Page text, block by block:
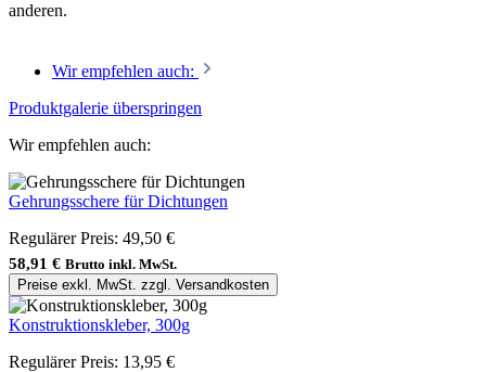
anderen.
Wir empfehlen auch:
Produktgalerie überspringen
Wir empfehlen auch:
Gehrungsschere für Dichtungen
Regulärer Preis: 49,50 €
58,91 € Brutto inkl. MwSt.
Preise exkl. MwSt. zzgl. Versandkosten
Konstruktionskleber, 300g
Regulärer Preis: 13,95 €